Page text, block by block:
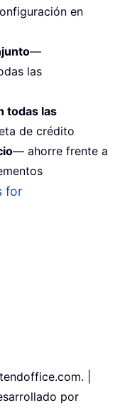
en
—
las
todas las
de crédito
— ahorre frente a
for
|
por